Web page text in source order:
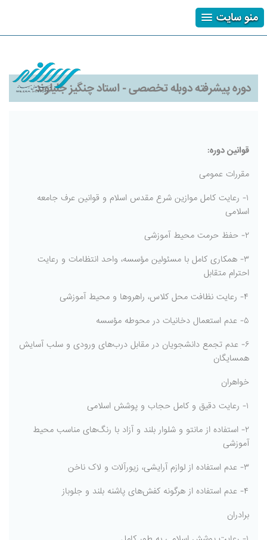
منو سایت
دوره پیشرفته دوبله تخصصی - استاد چنگیز جلیلوند
قوانین دوره:
مقررات عمومی
۱- رعایت کامل موازین شرع مقدس اسلام و قوانین عرف جامعه
اسلامی
۲- حفظ حرمت محیط آموزشی
۳- همکاری کامل با مسئولین مؤسسه، واحد انتظامات و رعایت
احترام متقابل
۴- رعایت نظافت محل کلاس، راهروها و محیط آموزشی
۵- عدم استعمال دخانیات در محوطه مؤسسه
۶- عدم تجمع دانشجویان در مقابل درب‌های ورودی و سلب آسایش
همسایگان
خواهران
۱- رعایت دقیق و کامل حجاب و پوشش اسلامی
۲- استفاده از مانتو و شلوار بلند و آزاد با رنگ‌های مناسب محیط
آموزشی
۳- عدم استفاده از لوازم آرایشی، زیورآلات و لاک ناخن
۴- عدم استفاده از هرگونه کفش‌های پاشنه بلند و جلوباز
برادران